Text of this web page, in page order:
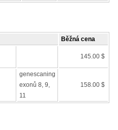
Běžná cena
145.00 $
genescaning
exonů 8, 9,
11
158.00 $